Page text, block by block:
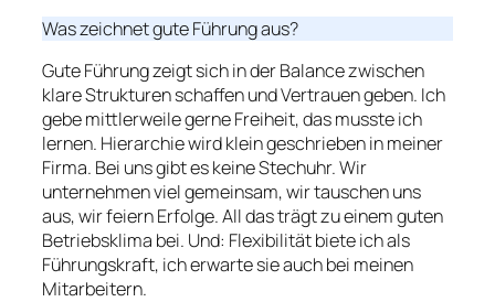
Was zeichnet gute Führung aus?
Gute Führung zeigt sich in der Balance zwischen
klare Strukturen schaffen und Vertrauen geben. Ich
gebe mittlerweile gerne Freiheit, das musste ich
lernen. Hierarchie wird klein geschrieben in meiner
Firma. Bei uns gibt es keine Stechuhr. Wir
unternehmen viel gemeinsam, wir tauschen uns
aus, wir feiern Erfolge. All das trägt zu einem guten
Betriebsklima bei. Und: Flexibilität biete ich als
Führungskraft, ich erwarte sie auch bei meinen
Mitarbeitern.